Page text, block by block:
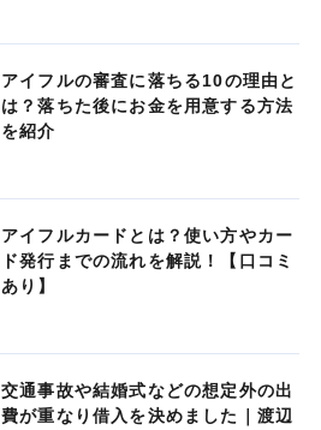
アイフルの審査に落ちる10の理由と
は？落ちた後にお金を用意する方法
を紹介
アイフルカードとは？使い方やカー
ド発行までの流れを解説！【口コミ
あり】
交通事故や結婚式などの想定外の出
費が重なり借入を決めました｜渡辺